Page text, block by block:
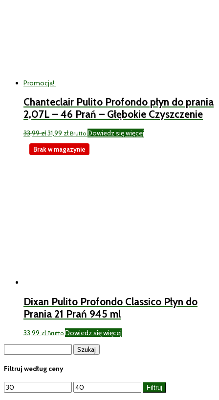
Promocja!
Chanteclair Pulito Profondo płyn do prania
2,07L – 46 Prań – Głębokie Czyszczenie
33,99złPierwotna
cena
wynosiła:
31,99 złAktualna
cena
wynosi:
Brutto Dowiedz się więcej
Dixan Pulito Profondo Classico Płyn do
Prania 21 Prań 945 ml
33,99 zł Brutto Dowiedz się więcej
Brak w magazynie
Filtruj według ceny
Cena
min
Cena
max
Filtruj